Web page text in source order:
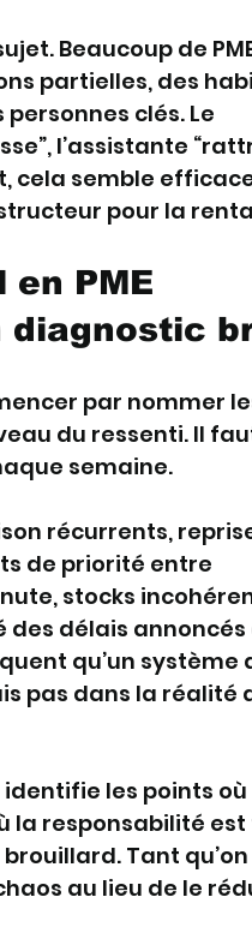
Beaucoup de
partielles, des
clés. Le
l’assistante
cela semble
pour la
PME
diagnostic
par nommer
du ressenti. Il
semaine.
récurrents,
de priorité entre
stocks
délais annoncés
qu’un système
pas dans la réalité
les points où
la responsabilité
Tant
au lieu de le